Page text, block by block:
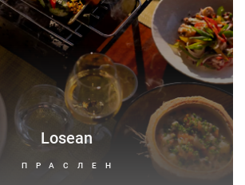
Losean
ПРАСЛЕН